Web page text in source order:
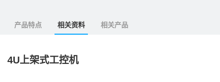
产品特点 相关资料 相关产品
4U上架式工控机